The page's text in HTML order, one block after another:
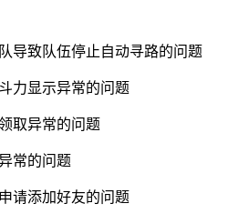
导致队伍停止自动寻路的问题
力显示异常的问题
取异常的问题
常的问题
请添加好友的问题